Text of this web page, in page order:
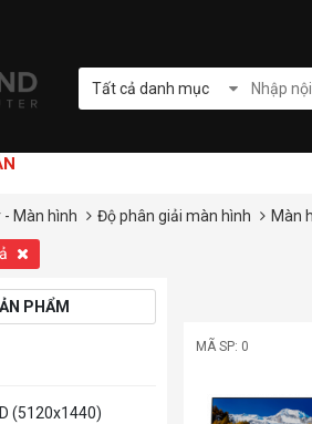
Tất cả danh mục
- Màn hình Độ phân giải màn hình Màn
PHẨM
(5120x1440)
MÃ SP: 0